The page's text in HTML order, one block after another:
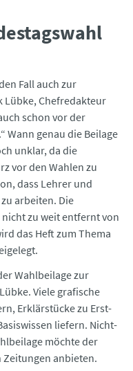
Fall auch zur
Lübke, Chefredakteur
schon vor der
Wann genau die Beilage
unklar, da die
vor den Wahlen zu
dass Lehrer und
arbeiten. Die
zu weit entfernt von
das Heft zum Thema
Wahlbeilage zur
Viele grafische
Erklärstücke zu Erst-
liefern. Nicht-
möchte der
Zeitungen anbieten.